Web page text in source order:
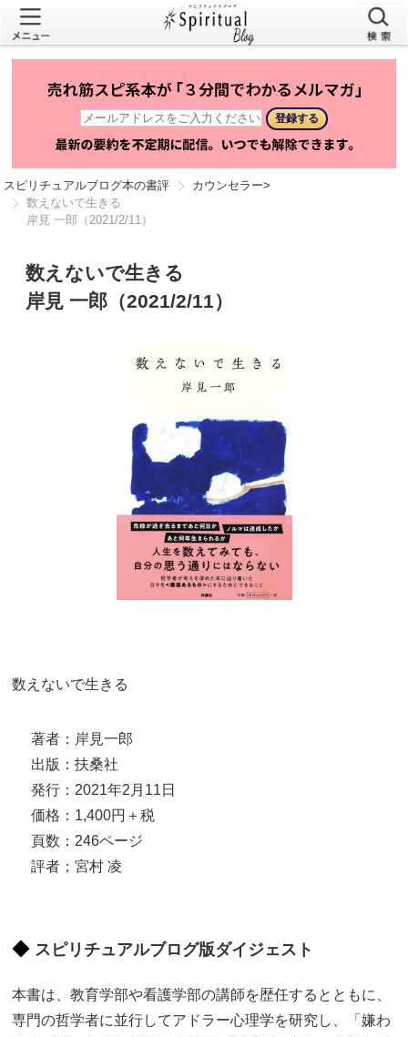
スピリチュアルブログ本の書評 カウンセラー>
数えないで生きる
岸見 一郎（2021/2/11）
数えないで生きる
岸見 一郎（2021/2/11）
数えないで生きる
著者：岸見一郎
出版：扶桑社
発行：2021年2月11日
価格：1,400円＋税
頁数：246ページ
評者；宮村 凌
スピリチュアルブログ版ダイジェスト
本書は、教育学部や看護学部の講師を歴任するとともに、
専門の哲学者に並行してアドラー心理学を研究し、「嫌わ